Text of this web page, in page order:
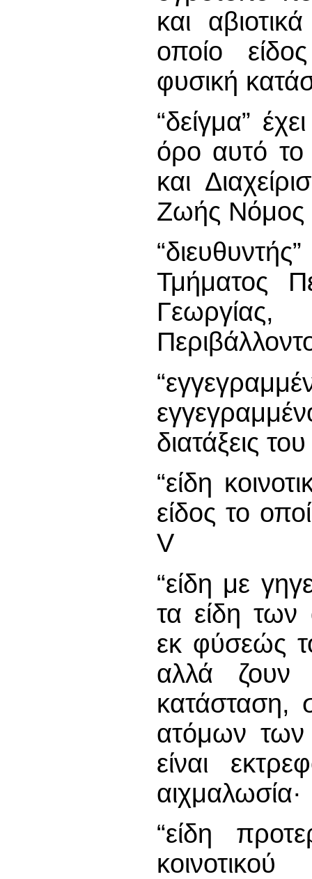
και
οποίο
φυσική
“δείγμα”
όρο αυτό
και
Ζωής Νόμος
Τμήματος
διατάξεις
“είδη
είδος το
V
“είδη με
τα είδη
εκ φύσεώς
αλλά
κατάσταση,
ατόμων
είναι
αιχμαλωσία·
“είδη